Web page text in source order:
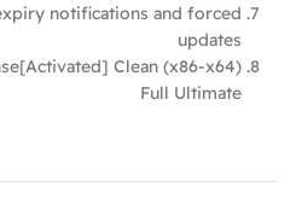
notifications and forced
updates
Clean (x86-x64)
Full Ultimate